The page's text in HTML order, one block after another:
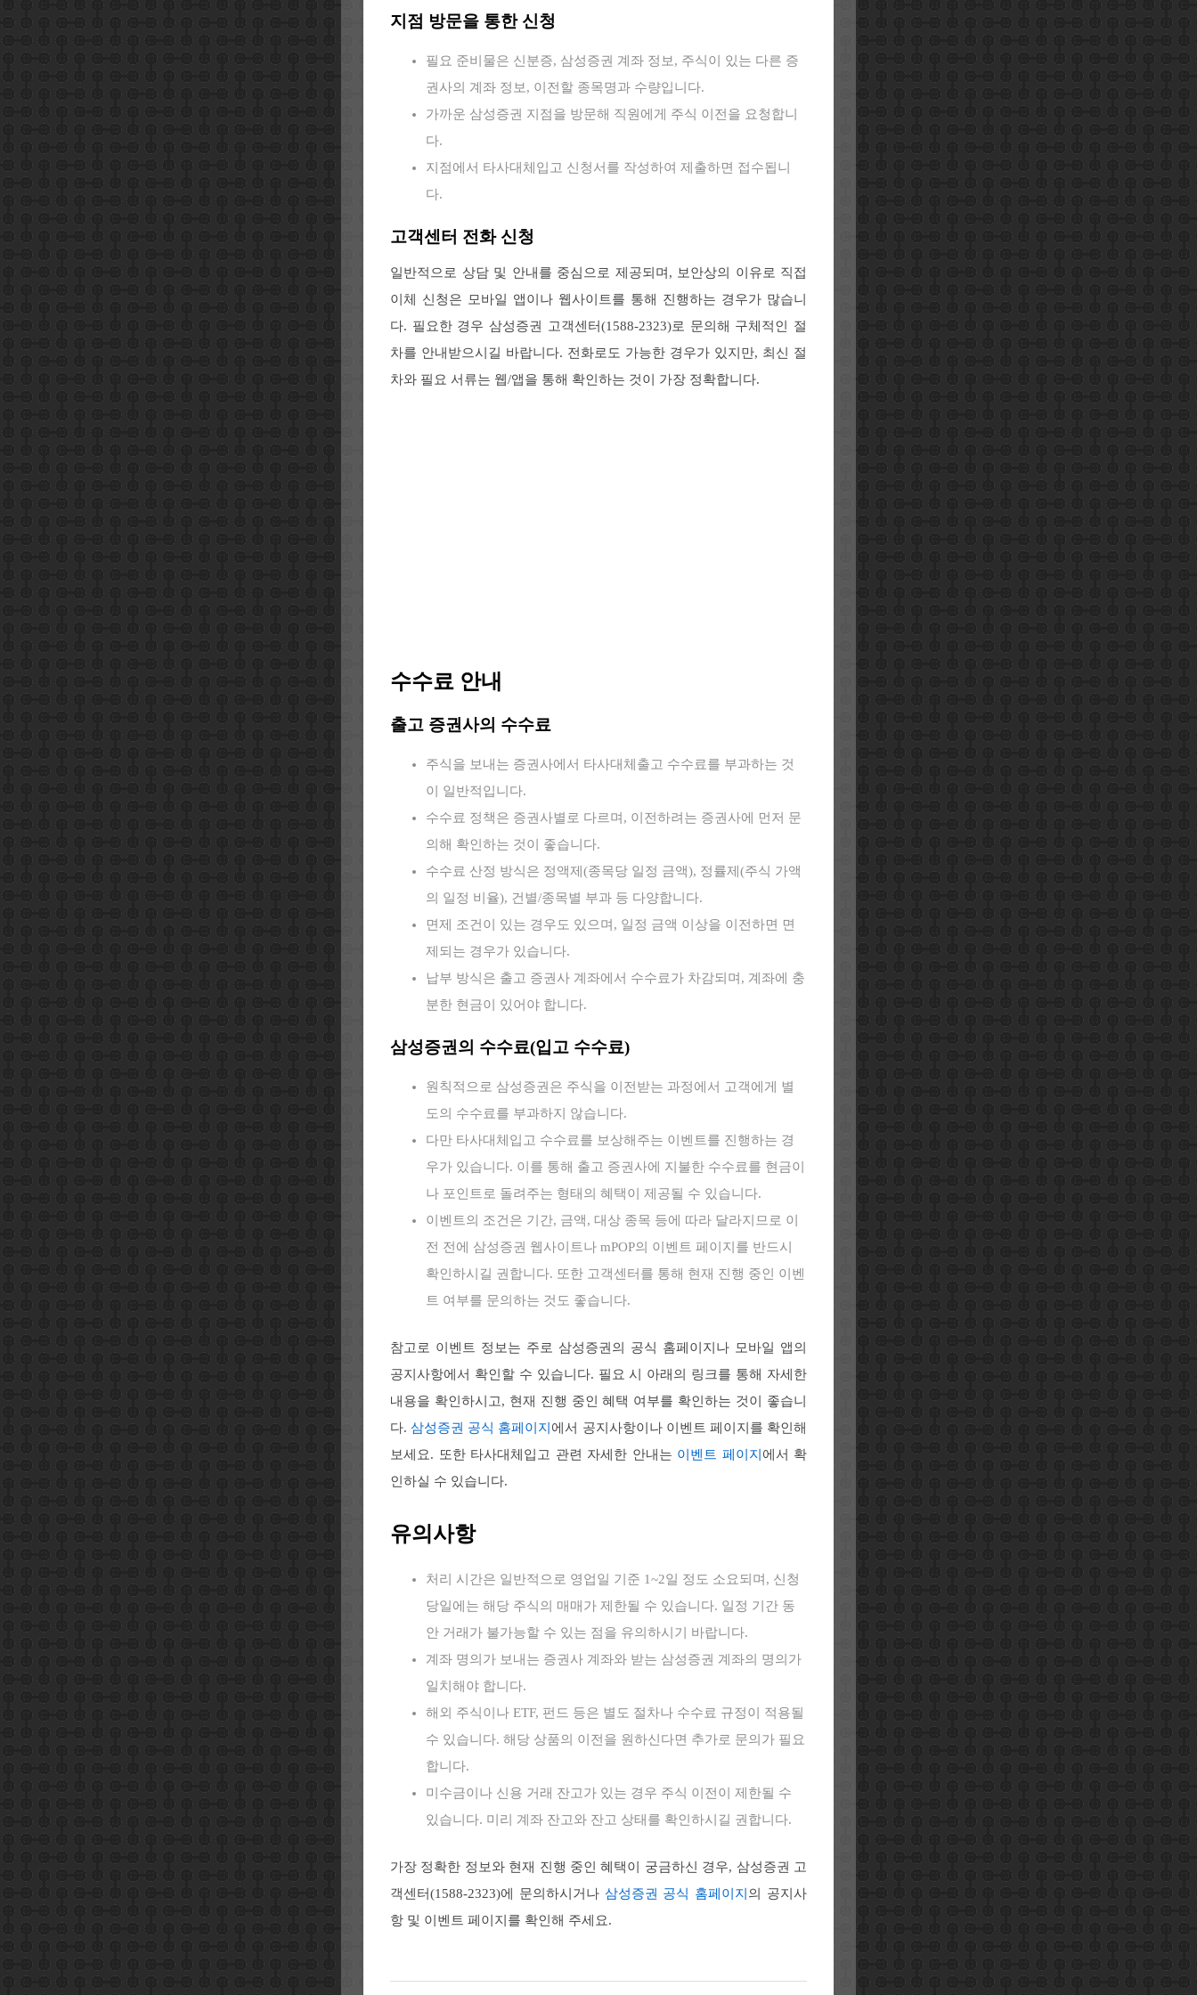
지점 방문을 통한 신청
필요 준비물은 신분증, 삼성증권 계좌 정보, 주식이 있는 다른 증
권사의 계좌 정보, 이전할 종목명과 수량입니다.
가까운 삼성증권 지점을 방문해 직원에게 주식 이전을 요청합니
다.
지점에서 타사대체입고 신청서를 작성하여 제출하면 접수됩니
다.
고객센터 전화 신청
일반적으로 상담 및 안내를 중심으로 제공되며, 보안상의 이유로 직접
이체 신청은 모바일 앱이나 웹사이트를 통해 진행하는 경우가 많습니
다. 필요한 경우 삼성증권 고객센터(1588-2323)로 문의해 구체적인 절
차를 안내받으시길 바랍니다. 전화로도 가능한 경우가 있지만, 최신 절
차와 필요 서류는 웹/앱을 통해 확인하는 것이 가장 정확합니다.
수수료 안내
출고 증권사의 수수료
주식을 보내는 증권사에서 타사대체출고 수수료를 부과하는 것
이 일반적입니다.
수수료 정책은 증권사별로 다르며, 이전하려는 증권사에 먼저 문
의해 확인하는 것이 좋습니다.
수수료 산정 방식은 정액제(종목당 일정 금액), 정률제(주식 가액
의 일정 비율), 건별/종목별 부과 등 다양합니다.
면제 조건이 있는 경우도 있으며, 일정 금액 이상을 이전하면 면
제되는 경우가 있습니다.
납부 방식은 출고 증권사 계좌에서 수수료가 차감되며, 계좌에 충
분한 현금이 있어야 합니다.
삼성증권의 수수료(입고 수수료)
원칙적으로 삼성증권은 주식을 이전받는 과정에서 고객에게 별
도의 수수료를 부과하지 않습니다.
다만 타사대체입고 수수료를 보상해주는 이벤트를 진행하는 경
우가 있습니다. 이를 통해 출고 증권사에 지불한 수수료를 현금이
나 포인트로 돌려주는 형태의 혜택이 제공될 수 있습니다.
이벤트의 조건은 기간, 금액, 대상 종목 등에 따라 달라지므로 이
전 전에 삼성증권 웹사이트나 mPOP의 이벤트 페이지를 반드시
확인하시길 권합니다. 또한 고객센터를 통해 현재 진행 중인 이벤
트 여부를 문의하는 것도 좋습니다.
참고로 이벤트 정보는 주로 삼성증권의 공식 홈페이지나 모바일 앱의
공지사항에서 확인할 수 있습니다. 필요 시 아래의 링크를 통해 자세한
내용을 확인하시고, 현재 진행 중인 혜택 여부를 확인하는 것이 좋습니
다.삼성증권 공식 홈페이지 에서 공지사항이나 이벤트 페이지를 확인해
보세요. 또한 타사대체입고 관련 자세한 안내는 이벤트 페이지 에서 확
인하실 수 있습니다.
유의사항
처리 시간은 일반적으로 영업일 기준 1~2일 정도 소요되며, 신청
당일에는 해당 주식의 매매가 제한될 수 있습니다. 일정 기간 동
안 거래가 불가능할 수 있는 점을 유의하시기 바랍니다.
계좌 명의가 보내는 증권사 계좌와 받는 삼성증권 계좌의 명의가
일치해야 합니다.
해외 주식이나 ETF, 펀드 등은 별도 절차나 수수료 규정이 적용될
수 있습니다. 해당 상품의 이전을 원하신다면 추가로 문의가 필요
합니다.
미수금이나 신용 거래 잔고가 있는 경우 주식 이전이 제한될 수
있습니다. 미리 계좌 잔고와 잔고 상태를 확인하시길 권합니다.
가장 정확한 정보와 현재 진행 중인 혜택이 궁금하신 경우, 삼성증권 고
객센터(1588-2323)에 문의하시거나 삼성증권 공식 홈페이지 의 공지사
항 및 이벤트 페이지를 확인해 주세요.